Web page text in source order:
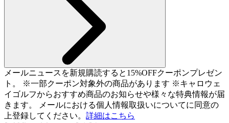
メールニュースを新規購読すると15%OFFクーポンプレゼン
ト。 ※一部クーポン対象外の商品があります ※キャロウェ
イゴルフからおすすめ商品のお知らせや様々な特典情報が届
きます。 メールにおける個人情報取扱いについてに同意の
上登録してください。 詳細はこちら